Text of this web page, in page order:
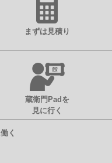
まずは見積り
蔵衛門Padを
見に行く